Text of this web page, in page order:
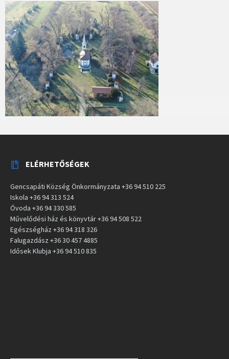
ELÉRHETŐSÉGEK
Gencsapáti Község Önkormányzata +36 94 510 225
Iskola +36 94 313 524
Óvoda +36 94 330 585
Művelődési ház és könyvtár +36 94 508 522
Egészségház +36 94 318 326
Falugazdász +36 30 457 4885
Idősek Klubja +36 94 510 835